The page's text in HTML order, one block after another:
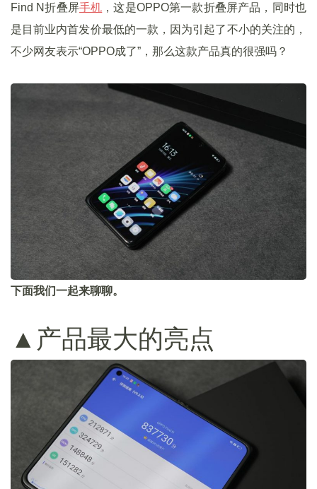
Find N折叠屏手机 ，这是OPPO第一款折叠屏产品，同时也
是目前业内首发价最低的一款，因为引起了不小的关注的，
不少网友表示“OPPO成了”，那么这款产品真的很强吗？
下面我们一起来聊聊。
▲产品最大的亮点